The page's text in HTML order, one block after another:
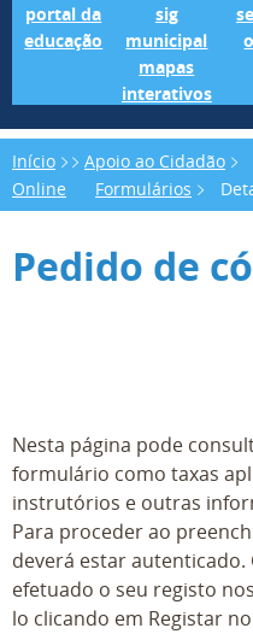
portal da
educação
sig
municipal
mapas
interativos
Início Apoio ao Cidadão
Online
Formulários
Pedido de
Nesta página pode
formulário como taxas
instrutórios e outras
Para proceder ao
deverá estar autenticado.
efetuado o seu registo
lo clicando em Registar